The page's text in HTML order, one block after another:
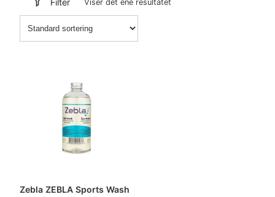
Filter Viser det ene resultatet
Zebla ZEBLA Sports Wash